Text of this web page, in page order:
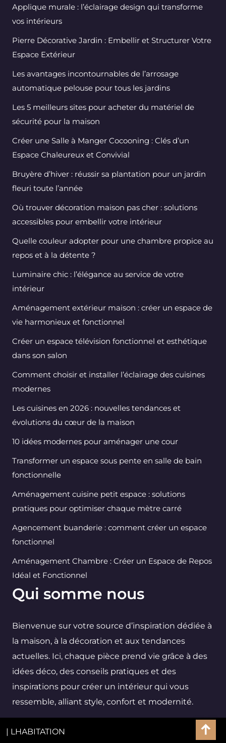
Applique murale : l’éclairage design qui transforme
vos intérieurs
Pierre Décorative Jardin : Embellir et Structurer Votre
Espace Extérieur
Les avantages incontournables de l’arrosage
automatique pelouse pour tous les jardins
Les 5 meilleurs sites pour acheter du matériel de
sécurité pour la maison
Créer une Salle à Manger Cocooning : Clés d’un
Espace Chaleureux et Convivial
Bruyère d’hiver : réussir sa plantation pour un jardin
fleuri toute l’année
Où trouver décoration maison pas cher : solutions
accessibles pour embellir votre intérieur
Quelle couleur adopter pour une chambre propice au
repos et à la détente ?
Luminaire chic : l’élégance au service de votre
intérieur
Aménagement extérieur maison : créer un espace de
vie harmonieux et fonctionnel
Créer un espace télévision fonctionnel et esthétique
dans son salon
Comment choisir et installer l’éclairage des cuisines
modernes
Les cuisines en 2026 : nouvelles tendances et
évolutions du cœur de la maison
10 idées modernes pour aménager une cour
Transformer un espace sous pente en salle de bain
fonctionnelle
Aménagement cuisine petit espace : solutions
pratiques pour optimiser chaque mètre carré
Agencement buanderie : comment créer un espace
fonctionnel
Aménagement Chambre : Créer un Espace de Repos
Idéal et Fonctionnel
Qui somme nous
Bienvenue sur votre source d’inspiration dédiée à
la maison, à la décoration et aux tendances
actuelles. Ici, chaque pièce prend vie grâce à des
idées déco, des conseils pratiques et des
inspirations pour créer un intérieur qui vous
ressemble, alliant style, confort et modernité.
| LHABITATION